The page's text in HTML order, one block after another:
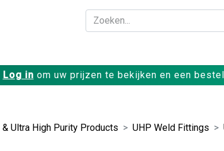
Log in om uw prijzen te bekijken en een
Ultra High Purity Products UHP Weld Fittings